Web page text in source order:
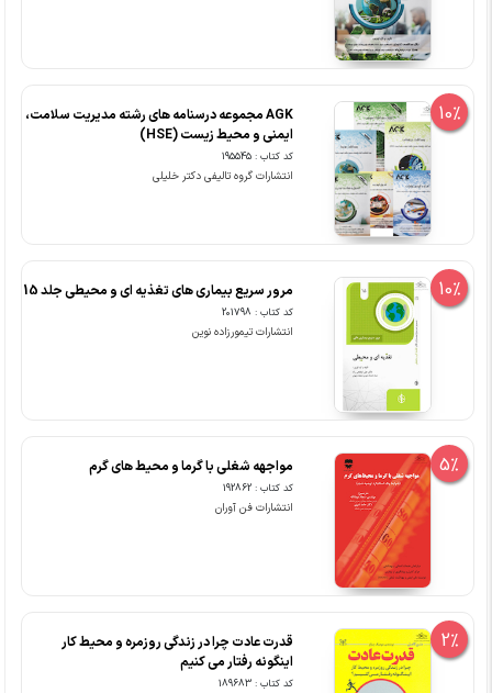
10%
AGK مجموعه درسنامه های رشته مدیریت سلامت،
ایمنی و محیط زیست (HSE)
کد کتاب : 195545
انتشارات گروه تالیفی دکتر خلیلی
10% مرور سریع بیماری های تغذیه ای و محیطی جلد 15
کد کتاب : 201798
انتشارات تیمورزاده نوین
5% مواجهه شغلی با گرما و محیط های گرم
کد کتاب : 192862
انتشارات فن آوران
2%
قدرت عادت چرا در زندگی روزمره و محیط کار
اینگونه رفتار می کنیم
کد کتاب : 189683